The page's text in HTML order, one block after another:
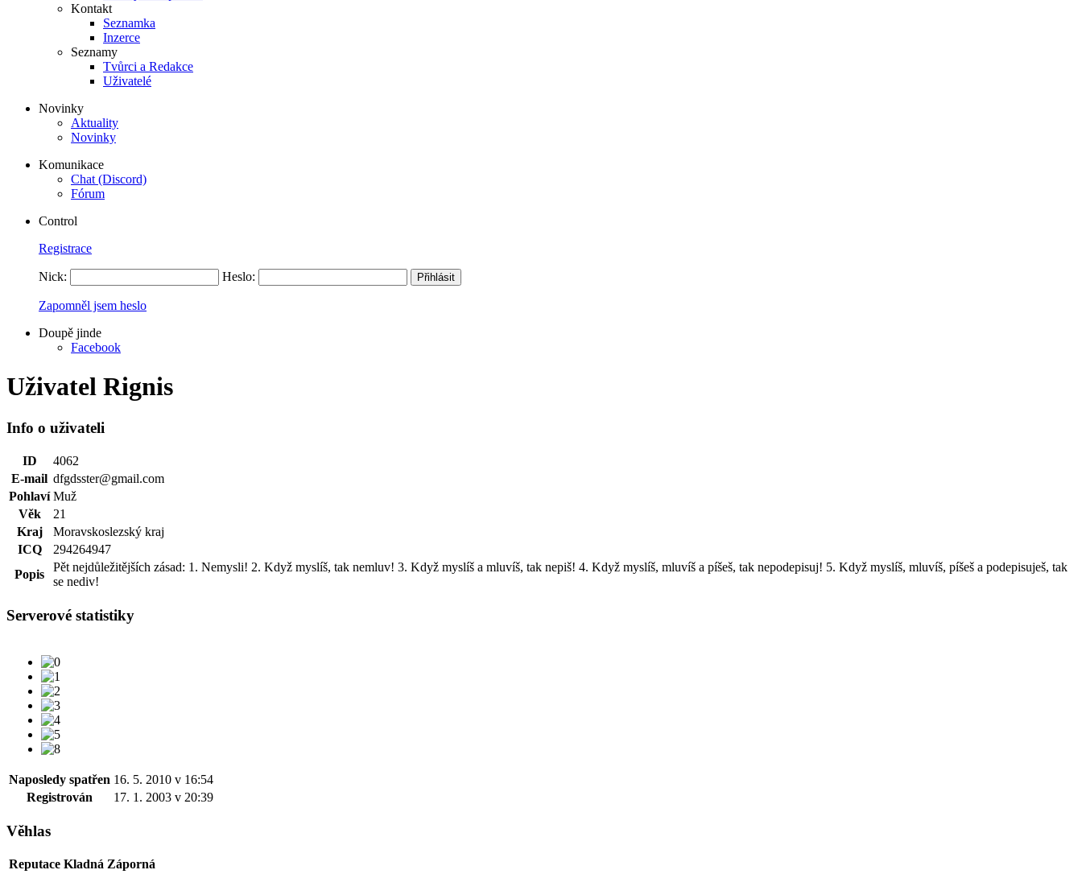
Kontakt
Seznamka
Inzerce
Seznamy
Tvůrci a Redakce
Uživatelé
Novinky
Aktuality
Novinky
Komunikace
Chat (Discord)
Fórum
Control
Registrace
Nick: Heslo:
Zapomněl jsem heslo
Doupě jinde
Facebook
Uživatel Rignis
Info o uživateli
ID
4062
E-mail dfgdsster@gmail.com
Pohlaví Muž
Věk
21
Kraj
Moravskoslezský kraj
ICQ
294264947
Popis
Pět nejdůležitějších zásad: 1. Nemysli! 2. Když myslíš, tak nemluv! 3. Když myslíš a mluvíš, tak nepiš! 4. Když myslíš, mluvíš a píšeš, tak nepodepisuj! 5. Když myslíš, mluvíš, píšeš a podepisuješ, tak
se nediv!
Serverové statistiky
Naposledy spatřen 16. 5. 2010 v 16:54
Registrován
17. 1. 2003 v 20:39
Věhlas
Reputace Kladná Záporná